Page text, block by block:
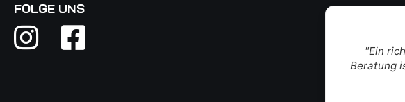
FOLGE UNS
"Mein
Weinkauf